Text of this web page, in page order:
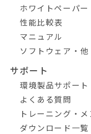
ホワイトペーパー
性能比較表
マニュアル
ソフトウェア・他
サポート
環境製品サポート
よくある質問
トレーニング・
ダウンロード一覧